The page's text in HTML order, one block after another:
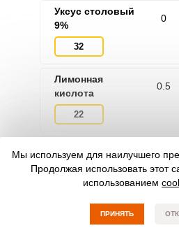
Уксус столовый
9%
32
0
Лимонная
кислота
22
0.5
274
Мы используем для наилучшего
Продолжая использовать этот
использованием
ПРИНЯТЬ